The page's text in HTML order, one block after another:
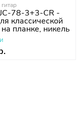
78-3+3-CR -
классической
планке, никель